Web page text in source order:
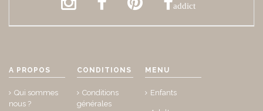
addict
A PROPOS
Qui sommes
nous ?
CONDITIONS
Conditions
générales
MENU
Enfants